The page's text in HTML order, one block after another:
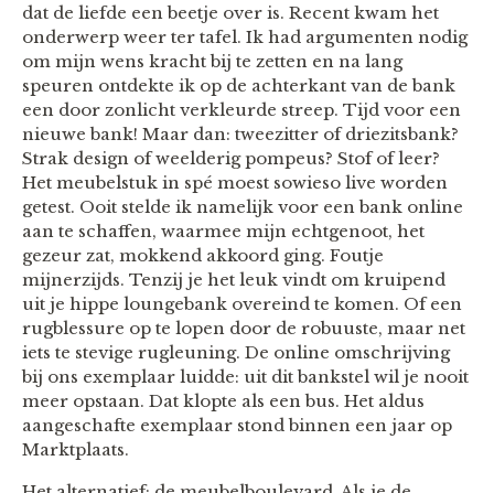
dat de liefde een beetje over is. Recent kwam het
onderwerp weer ter tafel. Ik had argumenten nodig
om mijn wens kracht bij te zetten en na lang
speuren ontdekte ik op de achterkant van de bank
een door zonlicht verkleurde streep. Tijd voor een
nieuwe bank! Maar dan: tweezitter of driezitsbank?
Strak design of weelderig pompeus? Stof of leer?
Het meubelstuk in spé moest sowieso live worden
getest. Ooit stelde ik namelijk voor een bank online
aan te schaffen, waarmee mijn echtgenoot, het
gezeur zat, mokkend akkoord ging. Foutje
mijnerzijds. Tenzij je het leuk vindt om kruipend
uit je hippe loungebank overeind te komen. Of een
rugblessure op te lopen door de robuuste, maar net
iets te stevige rugleuning. De online omschrijving
bij ons exemplaar luidde: uit dit bankstel wil je nooit
meer opstaan. Dat klopte als een bus. Het aldus
aangeschafte exemplaar stond binnen een jaar op
Marktplaats.